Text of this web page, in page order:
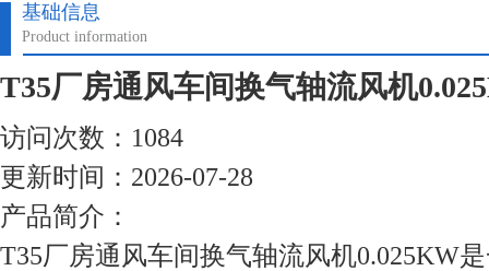
基础信息
Product information
T35厂房通风车间换气轴流风机
访问次数：1084
更新时间：2026-07-28
产品简介：
T35厂房通风车间换气轴流风机0.025KW